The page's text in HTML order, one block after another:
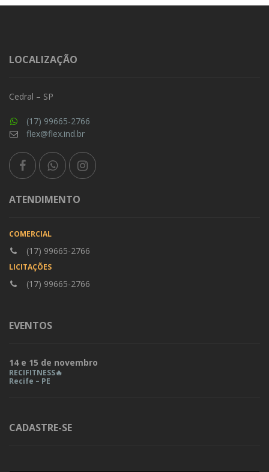
LOCALIZAÇÃO
Cedral – SP
(17) 99665-2766
flex@flex.ind.br
ATENDIMENTO
COMERCIAL
(17) 99665-2766
LICITAÇÕES
(17) 99665-2766
EVENTOS
14 e 15 de novembro
RECIFITNESS🔥
Recife – PE
CADASTRE-SE